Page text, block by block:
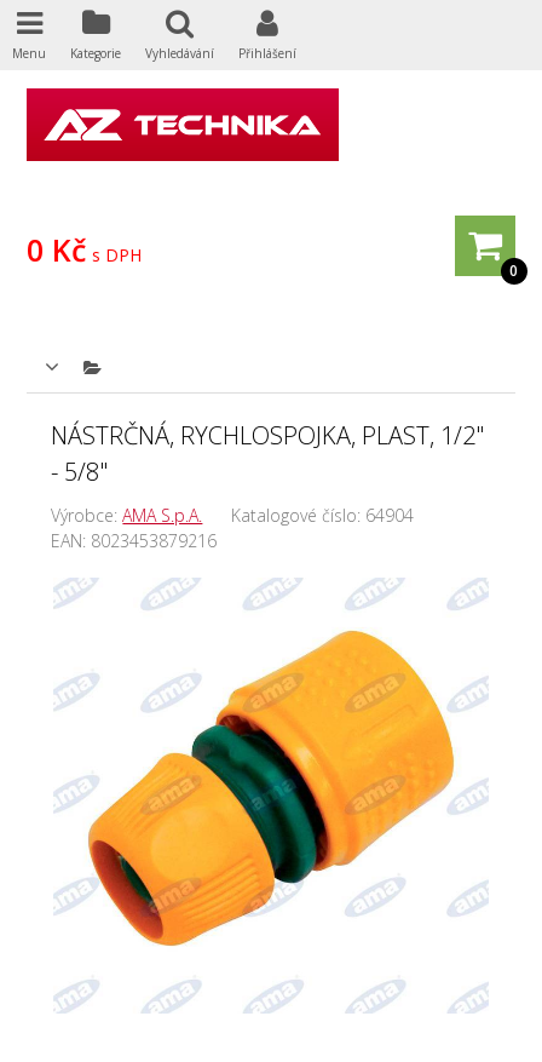
0
0 Kč s DPH
NÁSTRČNÁ, RYCHLOSPOJKA, PLAST, 1/2"
- 5/8"
Výrobce:AMA S.p.A. Katalogové číslo: 64904
EAN: 8023453879216
Menu Kategorie Vyhledávání Přihlášení